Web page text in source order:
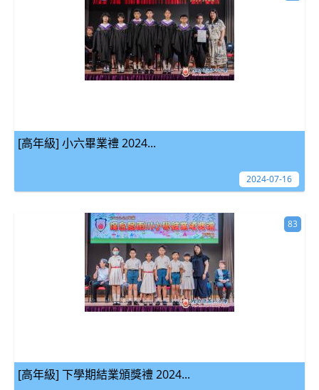
[高年級] 小六畢業禮 2024...
2024-07-16
[高年級] 下學期結業頒獎禮 2024...
83